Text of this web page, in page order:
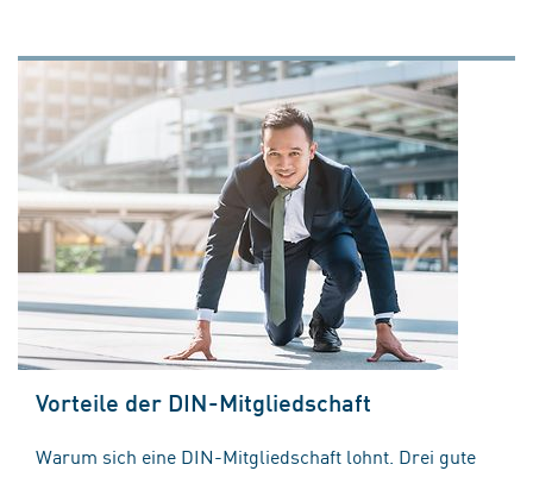
Vorteile der DIN-Mitgliedschaft
Warum sich eine DIN-Mitgliedschaft lohnt. Drei gute